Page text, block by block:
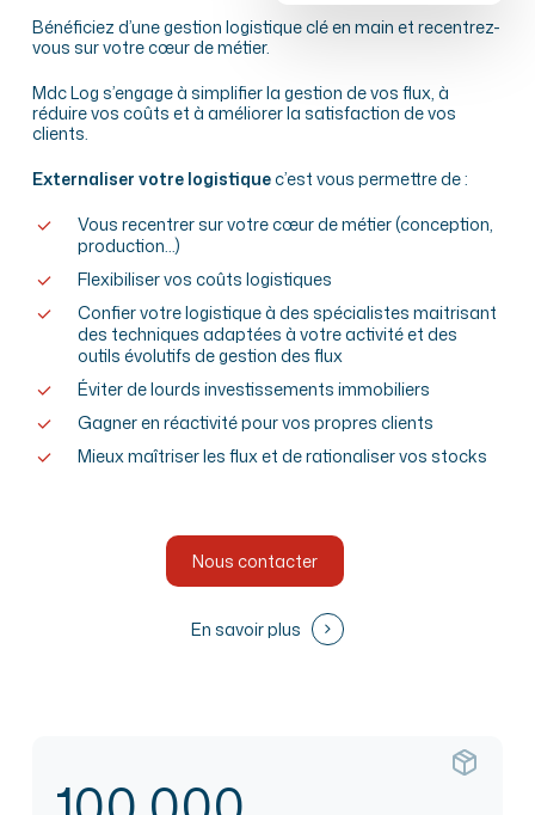
Bénéficiez d’une gestion logistique clé en main et recentrez-
vous sur votre cœur de métier.
Mdc Log s’engage à simplifier la gestion de vos flux, à
réduire vos coûts et à améliorer la satisfaction de vos
clients.
Externaliser votre logistiquec’est vous permettre de :
Vous recentrer sur votre cœur de métier (conception,
production…)
Flexibiliser vos coûts logistiques
Confier votre logistique à des spécialistes maitrisant
des techniques adaptées à votre activité et des
outils évolutifs de gestion des flux
Éviter de lourds investissements immobiliers
Gagner en réactivité pour vos propres clients
Mieux maîtriser les flux et de rationaliser vos stocks
Nous contacter
En savoir plus